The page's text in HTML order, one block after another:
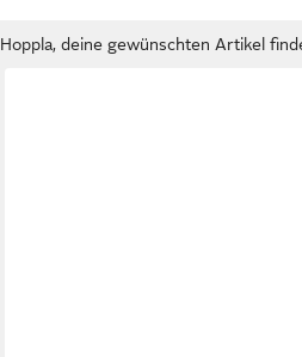
Hoppla, deine gewünschten Artikel